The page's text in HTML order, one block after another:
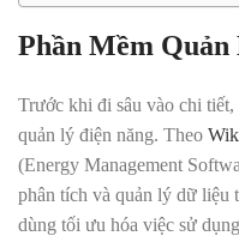
Phần Mềm
Trước khi đi sâu vào chi
quản lý điện năng. Theo
(Energy Management
phân tích và quản lý dữ liệu
dùng tối ưu hóa việc sử